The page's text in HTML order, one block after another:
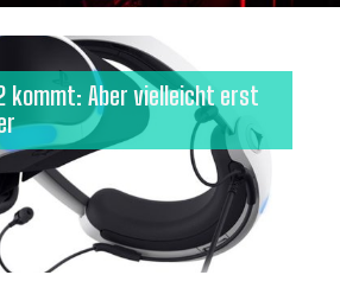
kommt: Aber vielleicht erst